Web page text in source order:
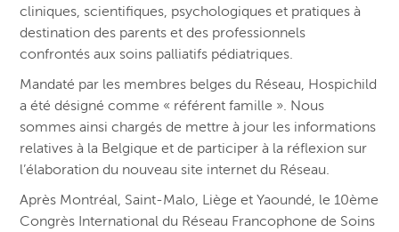
cliniques, scientifiques, psychologiques et pratiques à
destination des parents et des professionnels
confrontés aux soins palliatifs pédiatriques.
Mandaté par les membres belges du Réseau, Hospichild
a été désigné comme « référent famille ». Nous
sommes ainsi chargés de mettre à jour les informations
relatives à la Belgique et de participer à la réflexion sur
l’élaboration du nouveau site internet du Réseau.
Après Montréal, Saint-Malo, Liège et Yaoundé, le 10ème
Congrès International du Réseau Francophone de Soins